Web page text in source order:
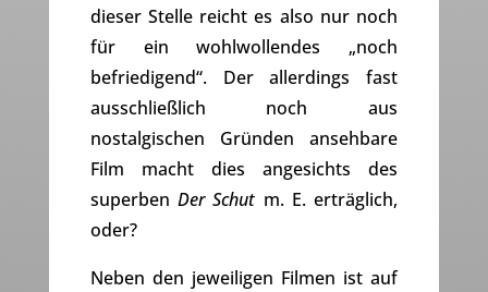
dieser Stelle reicht es also nur noch
für ein wohlwollendes „noch
befriedigend“. Der allerdings fast
ausschließlich noch aus
nostalgischen Gründen ansehbare
Film macht dies angesichts des
superbenDer Schut m. E. erträglich,
oder?
Neben den jeweiligen Filmen ist auf